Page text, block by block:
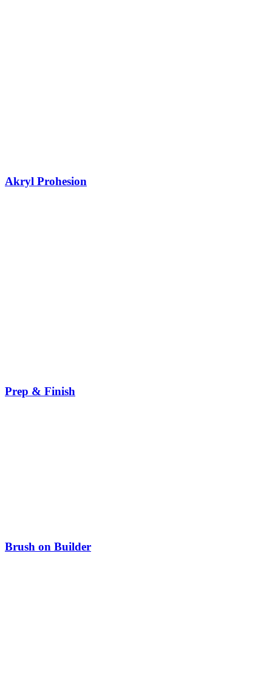
Akryl Prohesion
Prep & Finish
Brush on Builder